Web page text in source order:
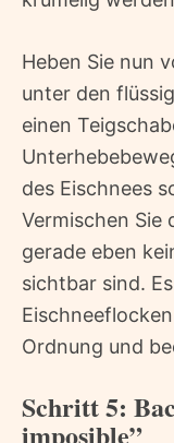
Heben Sie nun
unter den
einen
des Eischnees
Vermischen Sie
gerade eben
sichtbar sind.
Ordnung und
Schritt 5:
imposible”